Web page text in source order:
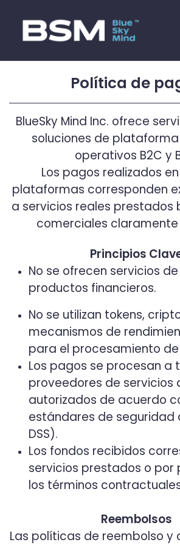
Política de
BlueSky Mind Inc. ofrece
soluciones de
operativos B2C y
Los pagos realizados
plataformas corresponden
a servicios reales prestados
comerciales claramente
Principios
No se ofrecen servicios
productos financieros.
No se utilizan tokens,
mecanismos de
para el procesamiento
Los pagos se procesan a
proveedores de servicios
autorizados de acuerdo
estándares de seguridad
DSS).
Los fondos recibidos
servicios prestados o por
los términos
Reembolsos
Las políticas de reembolso y